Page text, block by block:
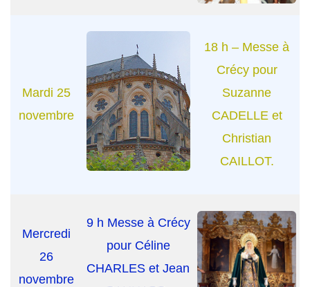
Mardi 25
novembre
18 h – Messe à
Crécy pour
Suzanne
CADELLE et
Christian
CAILLOT.
Mercredi
26
novembre
9 h Messe à Crécy
pour Céline
CHARLES et Jean